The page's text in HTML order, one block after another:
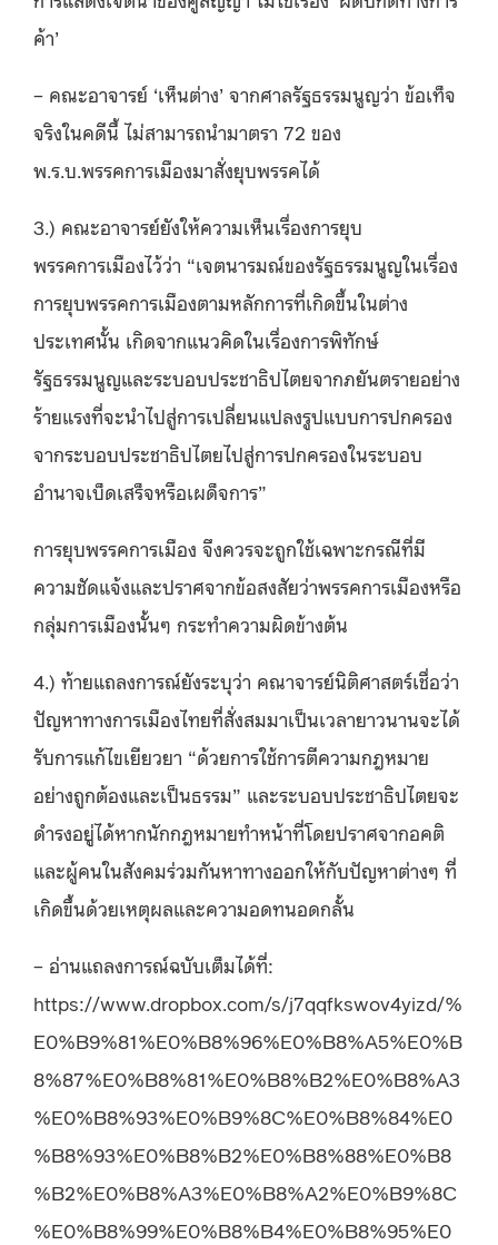
ค้า’
– คณะอาจารย์ ‘เห็นต่าง’ จากศาลรัฐธรรมนูญว่า ข้อเท็จ
จริงในคดีนี้ ไม่สามารถนำมาตรา 72 ของ
พ.ร.บ.พรรคการเมืองมาสั่งยุบพรรคได้
3.) คณะอาจารย์ยังให้ความเห็นเรื่องการยุบ
พรรคการเมืองไว้ว่า “เจตนารมณ์ของรัฐธรรมนูญในเรื่อง
การยุบพรรคการเมืองตามหลักการที่เกิดขึ้นในต่าง
ประเทศนั้น เกิดจากแนวคิดในเรื่องการพิทักษ์
รัฐธรรมนูญและระบอบประชาธิปไตยจากภยันตรายอย่าง
ร้ายแรงที่จะนำไปสู่การเปลี่ยนแปลงรูปแบบการปกครอง
จากระบอบประชาธิปไตยไปสู่การปกครองในระบอบ
อำนาจเบ็ดเสร็จหรือเผด็จการ”
การยุบพรรคการเมือง จึงควรจะถูกใช้เฉพาะกรณีที่มี
ความชัดแจ้งและปราศจากข้อสงสัยว่าพรรคการเมืองหรือ
กลุ่มการเมืองนั้นๆ กระทำความผิดข้างต้น
4.) ท้ายแถลงการณ์ยังระบุว่า คณาจารย์นิติศาสตร์เชื่อว่า
ปัญหาทางการเมืองไทยที่สั่งสมมาเป็นเวลายาวนานจะได้
รับการแก้ไขเยียวยา “ด้วยการใช้การตีความกฎหมาย
อย่างถูกต้องและเป็นธรรม” และระบอบประชาธิปไตยจะ
ดำรงอยู่ได้หากนักกฎหมายทำหน้าที่โดยปราศจากอคติ
และผู้คนในสังคมร่วมกันหาทางออกให้กับปัญหาต่างๆ ที่
เกิดขึ้นด้วยเหตุผลและความอดทนอดกลั้น
– อ่านแถลงการณ์ฉบับเต็มได้ที่:
https://www.dropbox.com/s/j7qqfkswov4yizd/%
E0%B9%81%E0%B8%96%E0%B8%A5%E0%B
8%87%E0%B8%81%E0%B8%B2%E0%B8%A3
%E0%B8%93%E0%B9%8C%E0%B8%84%E0
%B8%93%E0%B8%B2%E0%B8%88%E0%B8
%B2%E0%B8%A3%E0%B8%A2%E0%B9%8C
%E0%B8%99%E0%B8%B4%E0%B8%95%E0